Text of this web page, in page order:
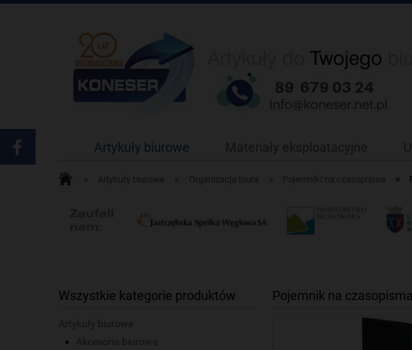
Artykuły biurowe Materiały eksploatacyjne
Artykuły biurowe Organizacja biura Pojemniki na czasopisma »
Wszystkie kategorie produktów
Artykuły biurowe
Akcesoria biurowe
Pojemnik na